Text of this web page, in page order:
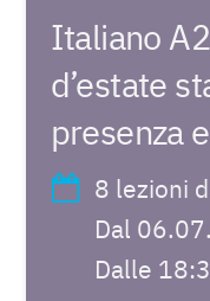
Italiano
d’estate
presenza
8 lezioni
Dal
Dalle